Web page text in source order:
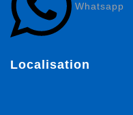
Whatsapp
Localisation